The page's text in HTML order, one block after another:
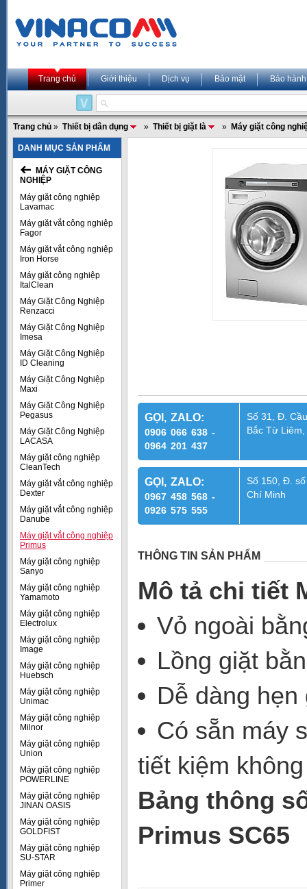
Trang chủ Giới thiệu Dịch vụ Bảo mật Bảo hành
Trang chủ » Thiết bị dân dụng » Thiết bị giặt là » Máy giặt công
DANH MỤC SẢN PHẨM
MÁY GIẶT CÔNG
NGHIỆP
Máy giặt công nghiệp
Lavamac
Máy giặt vắt công nghiệp
Fagor
Máy giặt vắt công nghiệp
Iron Horse
Máy giặt công nghiệp
ItalClean
Máy Giặt Công Nghiệp
Renzacci
Máy Giặt Công Nghiệp
Imesa
Máy Giặt Công Nghiệp
ID Cleaning
Máy Giặt Công Nghiệp
Maxi
Máy Giặt Công Nghiệp
Pegasus
Máy Giặt Công Nghiệp
LACASA
Máy giặt công nghiệp
CleanTech
Máy giặt vắt công nghiệp
Dexter
Máy giặt vắt công nghiệp
Danube
Máy giặt vắt công nghiệp
Primus
Máy giặt công nghiệp
Sanyo
Máy giặt công nghiệp
Yamamoto
Máy giặt công nghiệp
Electrolux
Máy giặt công nghiệp
Image
Máy giặt công nghiệp
Huebsch
Máy giặt công nghiệp
Unimac
Máy giặt công nghiệp
Milnor
Máy giặt công nghiệp
Union
Máy giặt công nghiệp
POWERLINE
Máy giặt công nghiệp
JINAN OASIS
Máy giặt công nghiệp
GOLDFIST
Máy giặt công nghiệp
SU-STAR
Máy giặt công nghiệp
Primer
GỌI, ZALO:
0906 066 638 -
0964 201 437
Số 31, Đ.
Bắc Từ
GỌI, ZALO:
0967 458 568 -
0926 575 555
Số 150, Đ.
Chí Minh
THÔNG TIN SẢN PHẨM
Mô tả chi tiết
Vỏ ngoài
Lồng giặt
Dễ dàng hẹn
Có sẵn máy
tiết kiệm
Bảng thông
Primus SC65